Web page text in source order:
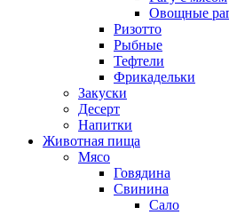
Овощные
Ризотто
Рыбные
Тефтели
Фрикадельки
Закуски
Десерт
Напитки
Животная пища
Мясо
Говядина
Свинина
Сало